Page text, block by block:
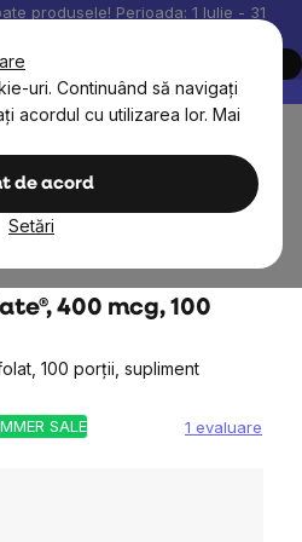
uri. Continuând să navigați
acordul cu utilizarea lor. Mai
de acord
Setări
produsele! Perioada: 1 Iulie - 31
acum
Produsele noastre sunt
Coş
de
400 mcg, 100
100 porții, supliment
SALE
Evaluarea
1 evaluare